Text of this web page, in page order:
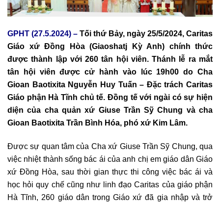
GPHT (27.5.2024) – Tối thứ Bảy, ngày 25/5/2024, Caritas
Giáo xứ Đồng Hòa (Giaoshatj Kỳ Anh) chính thức
được thành lập với 260 tân hội viên. Thánh lễ ra mắt
tân hội viên được cử hành vào lúc 19h00 do Cha
Gioan Baotixita Nguyễn Huy Tuấn – Đặc trách Caritas
Giáo phận Hà Tĩnh chủ tế. Đồng tế với ngài có sự hiện
diện của cha quản xứ Giuse Trần Sỹ Chung và cha
Gioan Baotixita Trần Bình Hóa, phó xứ Kim Lâm.
Được sự quan tâm của Cha xứ Giuse Trần Sỹ Chung, qua
việc nhiệt thành sống bác ái của anh chị em giáo dân Giáo
xứ Đồng Hòa, sau thời gian thực thi công việc bác ái và
học hỏi quy chế cũng như linh đạo Caritas của giáo phận
Hà Tĩnh, 260 giáo dân trong Giáo xứ đã gia nhập và trở